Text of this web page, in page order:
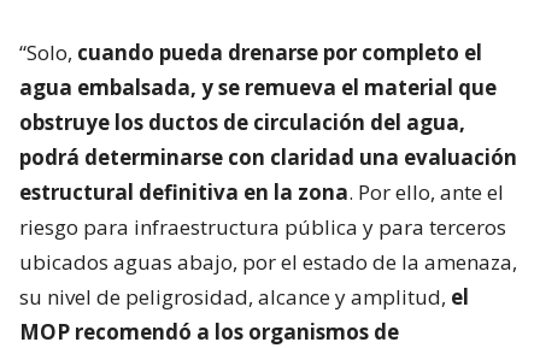
“Solo, cuando pueda drenarse por completo el
agua embalsada, y se remueva el material que
obstruye los ductos de circulación del agua,
podrá determinarse con claridad una evaluación
estructural definitiva en la zona. Por ello, ante el
riesgo para infraestructura pública y para terceros
ubicados aguas abajo, por el estado de la amenaza,
su nivel de peligrosidad, alcance y amplitud, el
MOP recomendó a los organismos de